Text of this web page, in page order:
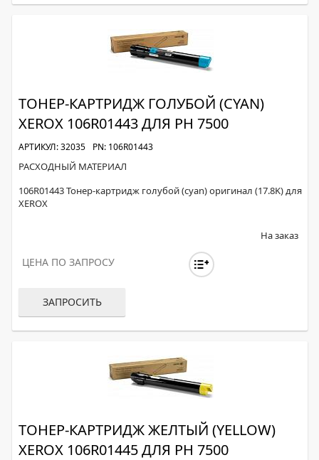
ТОНЕР-КАРТРИДЖ ГОЛУБОЙ (CYAN)
XEROX 106R01443 ДЛЯ PH 7500
АРТИКУЛ: 32035 PN: 106R01443
РАСХОДНЫЙ МАТЕРИАЛ
106R01443 Тонер-картридж голубой (cyan) оригинал (17.8K) для
XEROX
На заказ
ЦЕНА ПО ЗАПРОСУ
ЗАПРОСИТЬ
ТОНЕР-КАРТРИДЖ ЖЕЛТЫЙ (YELLOW)
XEROX 106R01445 ДЛЯ PH 7500